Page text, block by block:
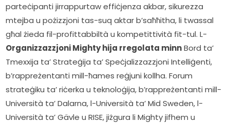
parteċipanti jirrappurtaw effiċjenza akbar, sikurezza
mtejba u pożizzjoni tas-suq aktar b’saħħitha, li twassal
Organizzazzjoni Mighty hija rregolata minn Bord ta’
Tmexxija ta’ Strateġija ta’ Speċjalizzazzjoni Intelliġenti,
b’rappreżentanti mill-ħames reġjuni kollha. Forum
strateġiku ta’ riċerka u teknoloġija, b’rappreżentanti mill-
Università ta’ Dalarna, l-Università ta’ Mid Sweden, l-
Università ta’ Gävle u RISE, jiżgura li Mighty jifhem u